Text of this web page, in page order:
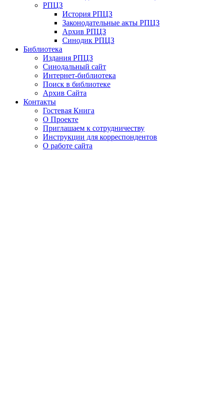
РПЦЗ
История РПЦЗ
Законодательные акты РПЦЗ
Архив РПЦЗ
Синодик РПЦЗ
Библиотека
Издания РПЦЗ
Синодальный сайт
Интернет-библиотека
Поиск в библиотеке
Архив Сайта
Контакты
Гостевая Книга
О Проекте
Приглашаем к сотрудничеству
Инструкции для корреспондентов
О работе сайта